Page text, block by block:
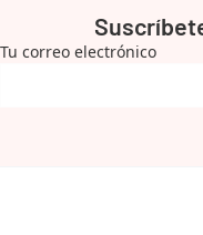
Tu correo electrónico